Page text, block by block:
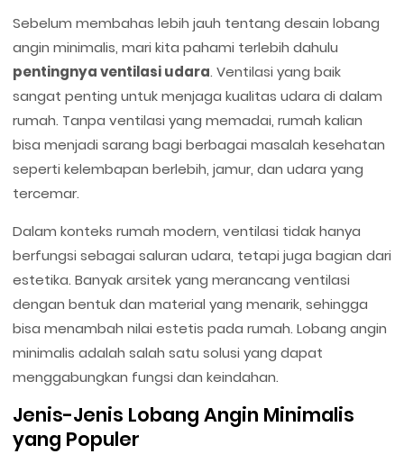
Sebelum membahas lebih jauh tentang desain lobang
angin minimalis, mari kita pahami terlebih dahulu
pentingnya ventilasi udara. Ventilasi yang baik
sangat penting untuk menjaga kualitas udara di dalam
rumah. Tanpa ventilasi yang memadai, rumah kalian
bisa menjadi sarang bagi berbagai masalah kesehatan
seperti kelembapan berlebih, jamur, dan udara yang
tercemar.
Dalam konteks rumah modern, ventilasi tidak hanya
berfungsi sebagai saluran udara, tetapi juga bagian dari
estetika. Banyak arsitek yang merancang ventilasi
dengan bentuk dan material yang menarik, sehingga
bisa menambah nilai estetis pada rumah. Lobang angin
minimalis adalah salah satu solusi yang dapat
menggabungkan fungsi dan keindahan.
Jenis-Jenis Lobang Angin Minimalis
yang Populer